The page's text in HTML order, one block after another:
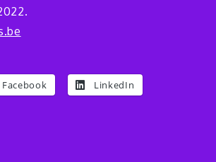
Facebook LinkedIn